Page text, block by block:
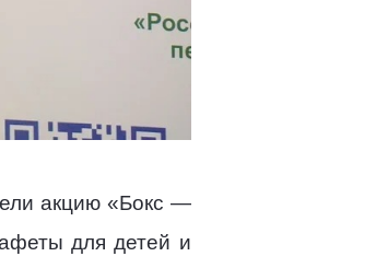
акцию «Бокс —
для детей и